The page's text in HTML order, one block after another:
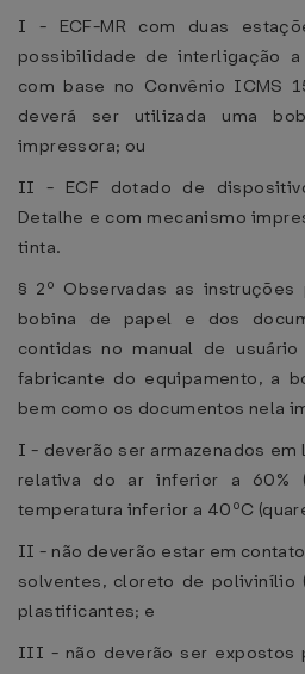
I - ECF-MR com duas
possibilidade de interligação
com base no Convênio ICMS
deverá ser utilizada uma
impressora; ou
II - ECF dotado de
Detalhe e com mecanismo
tinta.
§ 2º Observadas as instruções
bobina de papel e dos
contidas no manual de
fabricante do equipamento, a
bem como os documentos nela
I - deverão ser armazenados
relativa do ar inferior a 60%
temperatura inferior a 40ºC
II - não deverão estar em
solventes, cloreto de polivinílio
plastificantes; e
III - não deverão ser expostos